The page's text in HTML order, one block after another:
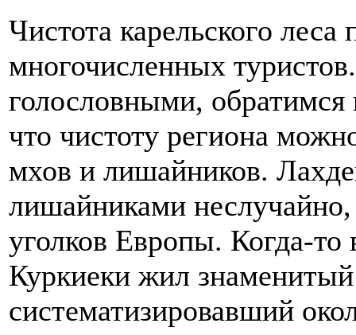
Чистота карельского
многочисленных
голословными, обратимся
что чистоту региона
мхов и лишайников.
лишайниками
уголков Европы. Когда-то
Куркиеки жил
систематизировавший